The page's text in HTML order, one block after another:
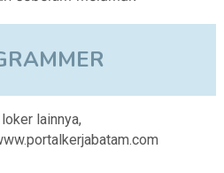
lainnya,